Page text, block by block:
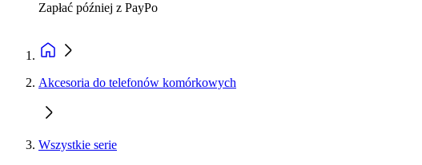
Zapłać później z PayPo
Akcesoria do telefonów komórkowych
Wszystkie serie